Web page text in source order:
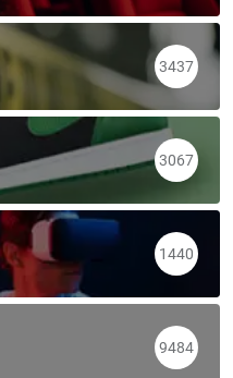
3437
3067
1440
9484